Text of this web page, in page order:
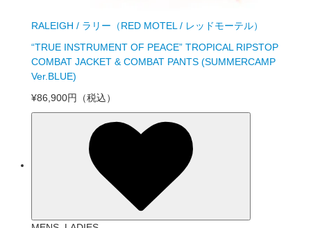
RALEIGH / ラリー（RED MOTEL / レッドモーテル）
“TRUE INSTRUMENT OF PEACE” TROPICAL RIPSTOP
COMBAT JACKET & COMBAT PANTS (SUMMERCAMP
Ver.BLUE)
¥86,900円 （税込）